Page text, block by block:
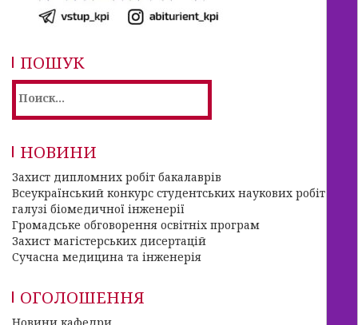
ПОШУК
НОВИНИ
Захист дипломних робіт бакалаврів
Всеукраїнський конкурс студентських наукових робіт в
галузі біомедичної інженерії
Громадське обговорення освітніх програм
Захист магістерських дисертацій
Сучасна медицина та інженерія
ОГОЛОШЕННЯ
Новини кафедри